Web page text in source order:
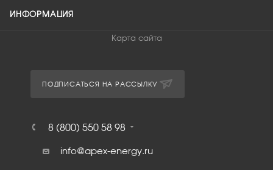
ИНФОРМАЦИЯ
Карта сайта
ПОДПИСАТЬСЯ НА РАССЫЛКУ
8 (800) 550 58 98
info@apex-energy.ru